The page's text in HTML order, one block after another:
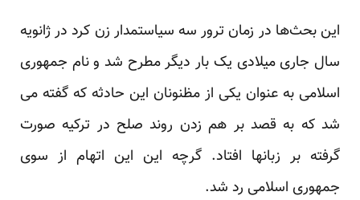
این بحث‌ها در زمان ترور سه سیاستمدار زن کرد در ژانویه
سال جاری میلادی یک بار دیگر مطرح شد و نام جمهوری
اسلامی به عنوان یکی از مظنونان این حادثه که گفته می
شد که به قصد بر هم زدن روند صلح در ترکیه صورت
گرفته بر زبانها افتاد. گرچه این این اتهام از سوی
جمهوری اسلامی رد شد.